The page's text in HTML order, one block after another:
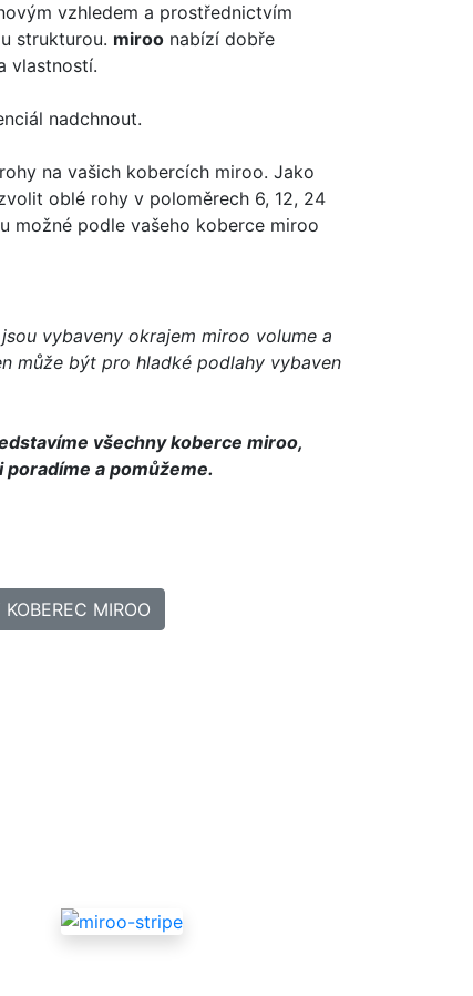
vzhledem a prostřednictvím
strukturou. miroo nabízí dobře
vlastností.
nadchnout.
na vašich kobercích miroo. Jako
oblé rohy v poloměrech 6, 12, 24
možné podle vašeho koberce miroo
vybaveny okrajem miroo volume a
může být pro hladké podlahy vybaven
všechny koberce miroo,
a pomůžeme.
MIROO